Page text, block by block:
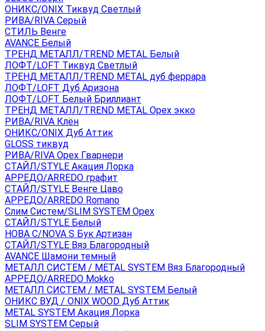
ОНИКС/ONIX Тиквуд Светлый
РИВА/RIVA Серый
СТИЛЬ Венге
AVANСE Белый
ТРЕНД МЕТАЛЛ/TREND METAL Белый
ЛОФТ/LOFT Тиквуд Светлый
ТРЕНД МЕТАЛЛ/TREND METAL дуб феррара
ЛОФТ/LOFT Дуб Аризона
ЛОФТ/LOFT Белый Бриллиант
ТРЕНД МЕТАЛЛ/TREND METAL Орех экко
РИВА/RIVA Клён
ОНИКС/ONIX Дуб Аттик
GLOSS тиквуд
РИВА/RIVA Орех Гварнери
СТАЙЛ/STYLE Акация Лорка
АРРЕДО/ARREDO графит
СТАЙЛ/STYLE Венге Цаво
АРРЕДО/ARREDO Romano
Слим Систем/SLIM SYSTEM Орех
СТАЙЛ/STYLE Белый
НОВА С/NOVA S Бук Артизан
СТАЙЛ/STYLE Вяз Благородный
AVANCE Шамони темный
МЕТАЛЛ СИСТЕМ / METAL SYSTEM Вяз Благородный
АРРЕДО/ARREDO Mokko
МЕТАЛЛ СИСТЕМ / METAL SYSTEM Белый
ОНИКС ВУД / ONIX WOOD Дуб Аттик
METAL SYSTEM Акация Лорка
SLIM SYSTEM Серый